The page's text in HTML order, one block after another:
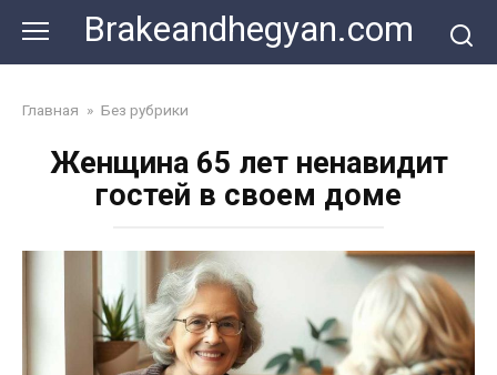
content
Brakeandhegyan.com
Главная » Без рубрики
Женщина 65 лет ненавидит
гостей в своем доме